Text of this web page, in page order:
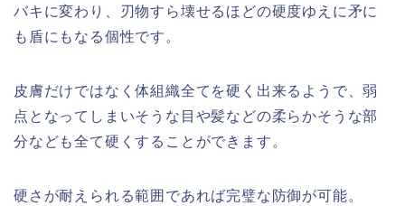
バキに変わり、刃物すら壊せるほどの硬度ゆえに矛に
も盾にもなる個性です。
皮膚だけではなく体組織全てを硬く出来るようで、弱
点となってしまいそうな目や髪などの柔らかそうな部
分なども全て硬くすることができます。
硬さが耐えられる範囲であれば完璧な防御が可能。